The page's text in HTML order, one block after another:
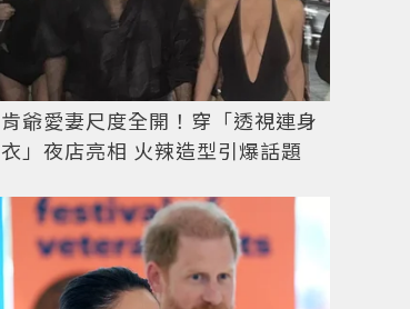
肯爺愛妻尺度全開！穿「透視連身
衣」夜店亮相 火辣造型引爆話題